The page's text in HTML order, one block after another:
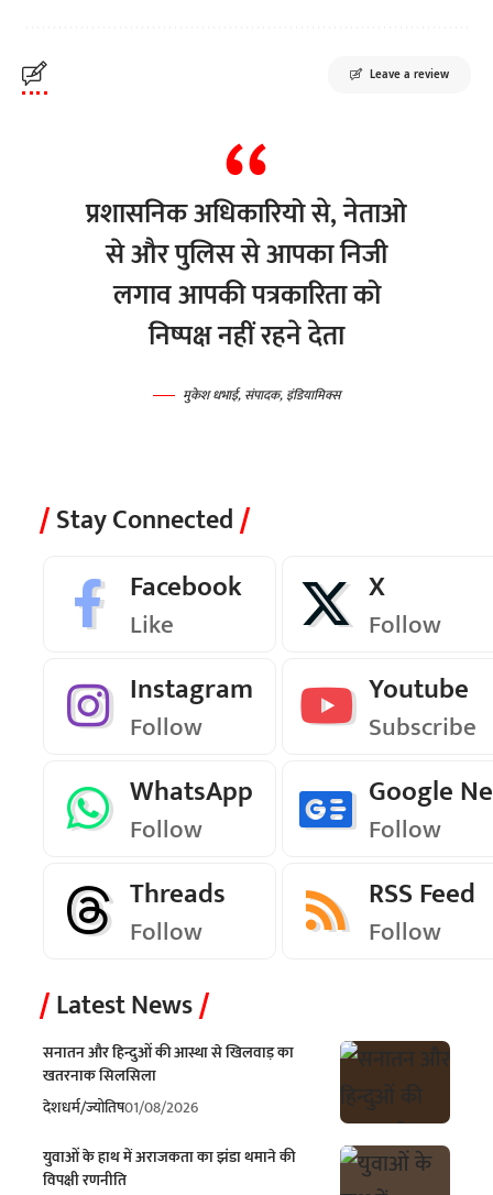
Leave a review
प्रशासनिक अधिकारियो से, नेताओ
से और पुलिस से आपका निजी
लगाव आपकी पत्रकारिता को
निष्पक्ष नहीं रहने देता
मुकेश धभाई, संपादक, इंडियामिक्स
Stay Connected
Facebook
Like
X
Follow
Instagram
Follow
Youtube
Subscribe
WhatsApp
Follow
Google
Follow
Threads
Follow
RSS Feed
Follow
Latest News
सनातन और हिन्दुओं की आस्था से खिलवाड़ का
खतरनाक सिलसिला
देशधर्म/ज्योतिष01/08/2026
युवाओं के हाथ में अराजकता का झंडा थमाने की
विपक्षी रणनीति